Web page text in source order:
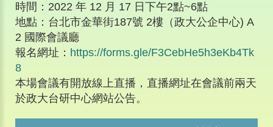
時間：2022 年 12 月 17 日下午2點~6點
地點：台北市金華街187號 2樓（政大公企中心) A
2 國際會議廳
報名網址： https://forms.gle/F3CebHe5h3eKb4Tk
8
本場會議有開放線上直播，直播網址在會議前兩天
於政大台研中心網站公告。